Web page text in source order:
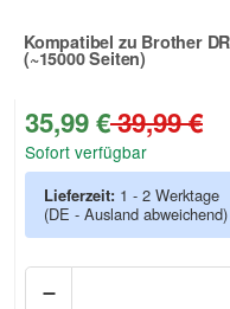
Kompatibel zu Brother
(~15000 Seiten)
Zur Artikelbewertung
35,99 €39,99 €
Sofort verfügbar
Lieferzeit: 1 - 2 Werktage
(DE - Ausland abweichend)